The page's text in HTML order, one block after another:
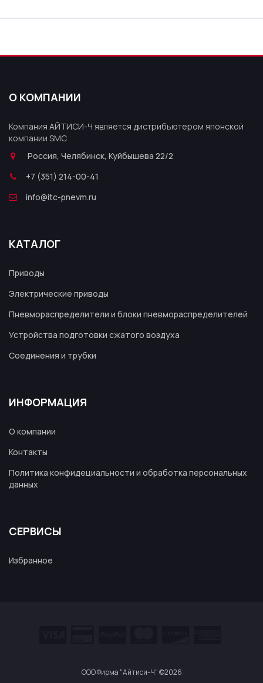
О КОМПАНИИ
Компания АЙТИСИ-Ч является дистрибьютером японской
компании SMC
Россия, Челябинск, Куйбышева 22/2
+7 (351) 214-00-41
info@itc-pnevm.ru
КАТАЛОГ
Приводы
Электрические приводы
Пневмораспределители и блоки пневмораспределителей
Устройства подготовки сжатого воздуха
Соединения и трубки
ИНФОРМАЦИЯ
О компании
Контакты
Политика конфидециальности и обработка персональных
данных
СЕРВИСЫ
Избранное
ООО Фирма "Айтиси-Ч" ©2026